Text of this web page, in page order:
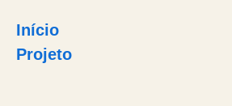
Início
Projeto